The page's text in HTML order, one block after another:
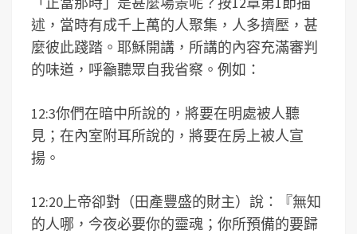
述，當時有成千上萬的人聚集，人多擠壓，甚
麼彼此踐踏。耶穌開講，所講的內容充滿審判
的味道，呼籲聽眾自我省察。例如：
12:3你們在暗中所說的，將要在明處被人聽
見；在內室附耳所說的，將要在房上被人宣
揚。
12:20上帝卻對（田產豐盛的財主）說：『無知
的人哪，今夜必要你的靈魂；你所預備的要歸